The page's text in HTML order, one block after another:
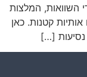
השוואות, המלצות
קטנות. כאן
נסיעות […]